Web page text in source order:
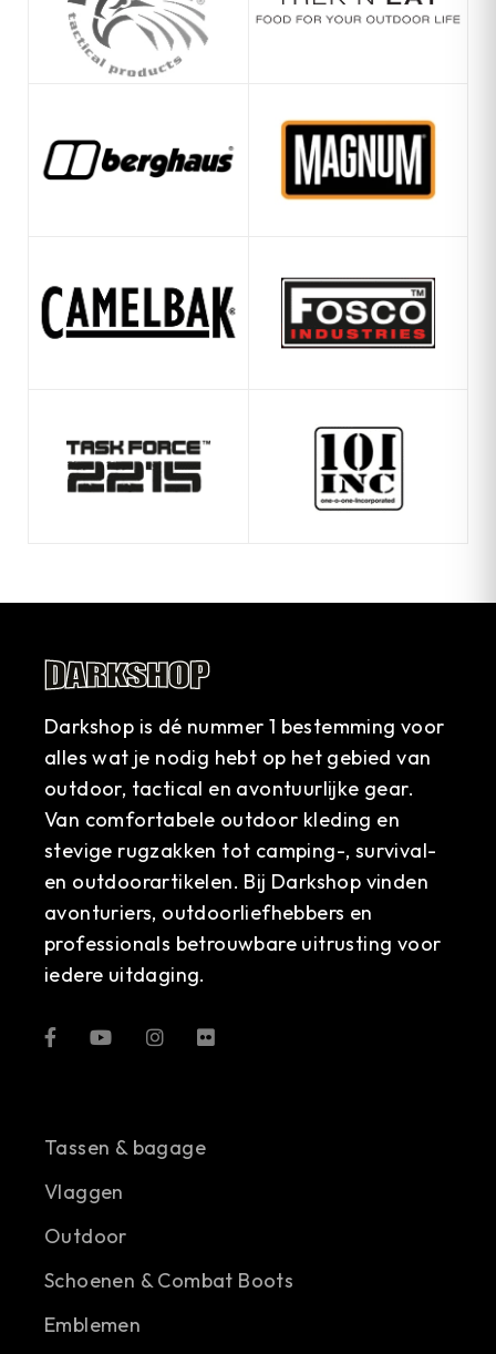
Darkshop is dé nummer 1 bestemming voor
alles wat je nodig hebt op het gebied van
outdoor, tactical en avontuurlijke gear.
Van comfortabele outdoor kleding en
stevige rugzakken tot camping-, survival-
en outdoorartikelen. Bij Darkshop vinden
avonturiers, outdoorliefhebbers en
professionals betrouwbare uitrusting voor
iedere uitdaging.
Tassen & bagage
Vlaggen
Outdoor
Schoenen & Combat Boots
Emblemen